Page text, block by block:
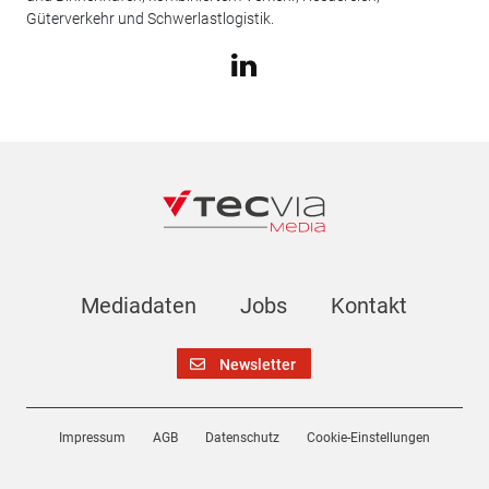
Güterverkehr und Schwerlastlogistik.
Mediadaten Jobs Kontakt
Newsletter
Impressum AGB Datenschutz Cookie-Einstellungen